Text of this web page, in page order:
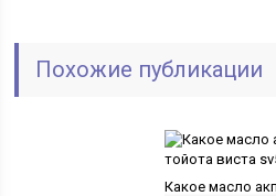
Похожие публикации
Какое масло